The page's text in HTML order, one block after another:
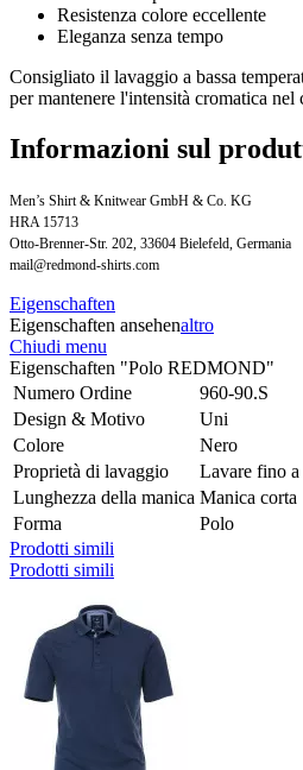
Resistenza colore eccellente
Eleganza senza tempo
Consigliato il lavaggio a bassa
per mantenere l'intensità cromatica nel
Informazioni sul
Men’s Shirt & Knitwear GmbH & Co. KG
HRA 15713
Otto-Brenner-Str. 202, 33604 Bielefeld, Germania
mail@redmond-shirts.com
Eigenschaften
Eigenschaften ansehenaltro
Chiudi menu
Eigenschaften "Polo REDMOND"
Numero Ordine
960-90.S
Design & Motivo
Uni
Colore
Nero
Proprietà di lavaggio
Lavare fino a
Lunghezza della manica Manica corta
Forma
Polo
Prodotti simili
Prodotti simili